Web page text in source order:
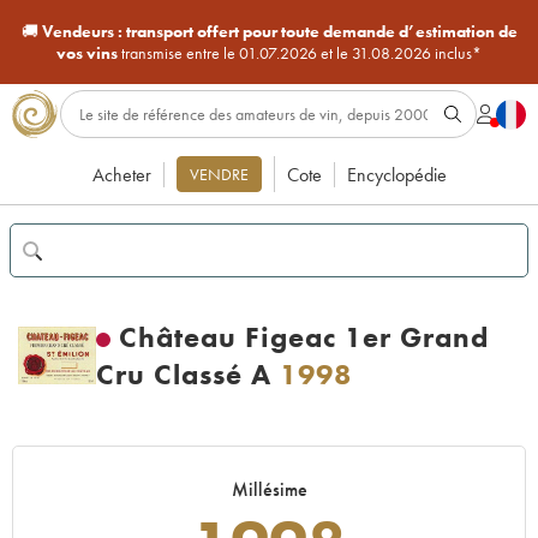
🚚Vendeurs : transport offert pour toute demande d’estimation de
vos vinstransmise entre le 01.07.2026 et le 31.08.2026 inclus*
Acheter VENDRE Cote Encyclopédie
Château Figeac 1er Grand
Cru Classé A 1998
Millésime